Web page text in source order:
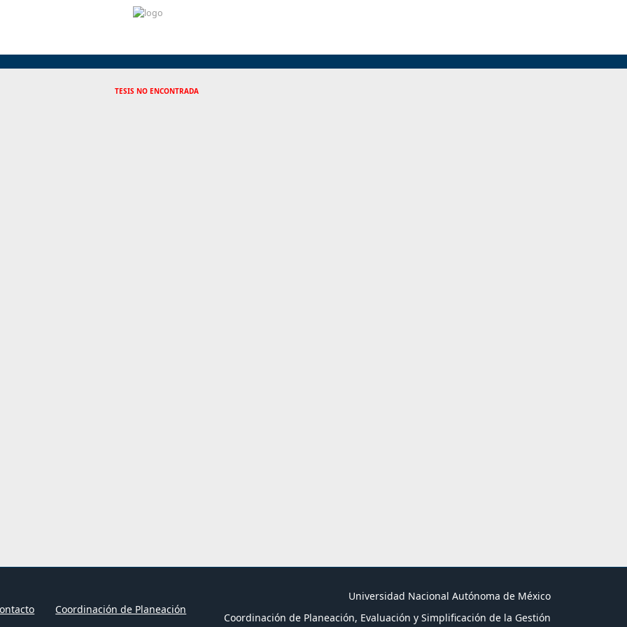
TESIS NO ENCONTRADA
Coordinación de Planeación
Universidad Nacional Autónoma de México
Coordinación de Planeación, Evaluación y Simplificación de la Gestión